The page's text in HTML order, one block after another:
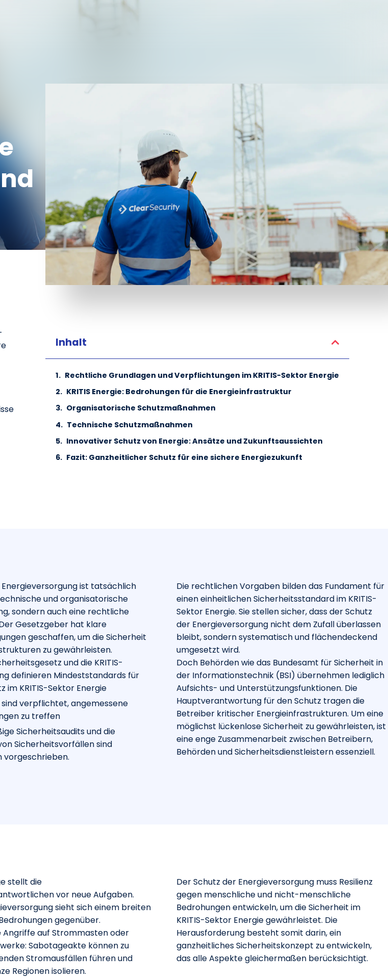
Inhalt
Rechtliche Grundlagen und Verpflichtungen im KRITIS-Sektor Energie
KRITIS Energie: Bedrohungen für die Energieinfrastruktur
Organisatorische Schutzmaßnahmen
Technische Schutzmaßnahmen
Innovativer Schutz von Energie: Ansätze und Zukunftsaussichten
Fazit: Ganzheitlicher Schutz für eine sichere Energiezukunft
ist tatsächlich
und organisatorische
sondern auch eine rechtliche
Gesetzgeber hat klare
geschaffen, um die Sicherheit
zu gewährleisten.
und die KRITIS-
definieren Mindeststandards für
im KRITIS-Sektor Energie
verpflichtet, angemessene
zu treffen
Sicherheitsaudits und die
Sicherheitsvorfällen sind
vorgeschrieben.
Die rechtlichen Vorgaben bilden das Fundament für
einen einheitlichen Sicherheitsstandard im KRITIS-
Sektor Energie. Sie stellen sicher, dass der Schutz
der Energieversorgung nicht dem Zufall überlassen
bleibt, sondern systematisch und flächendeckend
umgesetzt wird.
Doch Behörden wie das Bundesamt für Sicherheit in
der Informationstechnik (BSI) übernehmen lediglich
Aufsichts- und Unterstützungsfunktionen. Die
Hauptverantwortung für den Schutz tragen die
Betreiber kritischer Energieinfrastrukturen. Um eine
möglichst lückenlose Sicherheit zu gewährleisten, ist
eine enge Zusammenarbeit zwischen Betreibern,
Behörden und Sicherheitsdienstleistern essenziell.
stellt die
vor neue Aufgaben.
sieht sich einem breiten
gegenüber.
Angriffe auf Strommasten oder
Sabotageakte können zu
Stromausfällen führen und
Regionen isolieren.
Der Schutz der Energieversorgung muss Resilienz
gegen menschliche und nicht-menschliche
Bedrohungen entwickeln, um die Sicherheit im
KRITIS-Sektor Energie gewährleistet. Die
Herausforderung besteht somit darin, ein
ganzheitliches Sicherheitskonzept zu entwickeln,
das alle Aspekte gleichermaßen berücksichtigt.